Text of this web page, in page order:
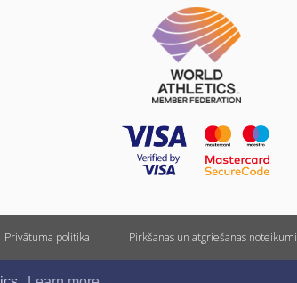
Privātuma politika Pirkšanas un atgriešanas noteikumi